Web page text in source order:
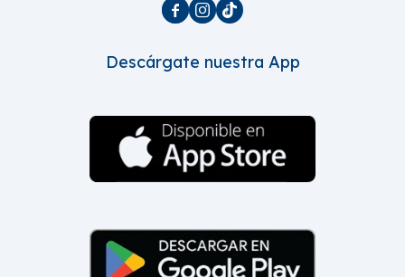
  
Descárgate nuestra App